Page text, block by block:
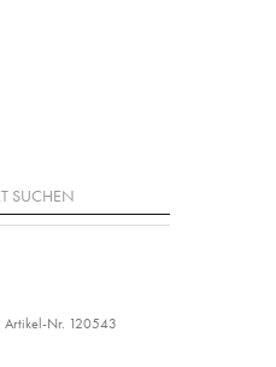
Artikel-Nr. 120543